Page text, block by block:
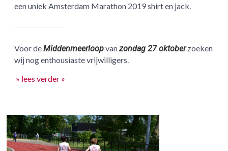
een uniek Amsterdam Marathon 2019 shirt en jack.
Voor deMiddenmeerloopvanzondag 27 oktoberzoeken
wij nog enthousiaste vrijwilligers.
» lees verder »